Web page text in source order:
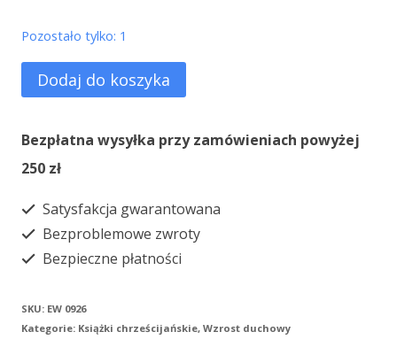
Pozostało tylko: 1
ilość
Chwała
na
wysokościach
Dodaj do koszyka
Bezpłatna wysyłka przy zamówieniach powyżej
250 zł
Satysfakcja gwarantowana
Bezproblemowe zwroty
Bezpieczne płatności
SKU: EW 0926
Kategorie: Książki chrześcijańskie, Wzrost duchowy